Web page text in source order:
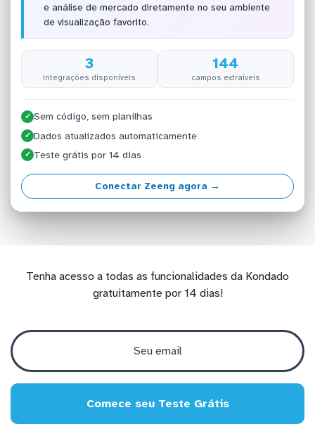
e análise de mercado diretamente no seu ambiente
de visualização favorito.
3
integrações disponíveis
144
campos extraíveis
✓ Sem código, sem planilhas
✓ Dados atualizados automaticamente
✓ Teste grátis por 14 dias
Conectar Zeeng agora →
Tenha acesso a todas as funcionalidades da Kondado
gratuitamente por 14 dias!
Comece seu Teste Grátis